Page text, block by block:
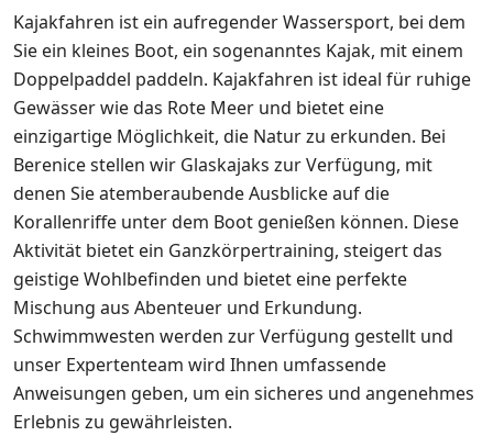
Kajakfahren ist ein aufregender Wassersport, bei dem
Sie ein kleines Boot, ein sogenanntes Kajak, mit einem
Doppelpaddel paddeln. Kajakfahren ist ideal für ruhige
Gewässer wie das Rote Meer und bietet eine
einzigartige Möglichkeit, die Natur zu erkunden. Bei
Berenice stellen wir Glaskajaks zur Verfügung, mit
denen Sie atemberaubende Ausblicke auf die
Korallenriffe unter dem Boot genießen können. Diese
Aktivität bietet ein Ganzkörpertraining, steigert das
geistige Wohlbefinden und bietet eine perfekte
Mischung aus Abenteuer und Erkundung.
Schwimmwesten werden zur Verfügung gestellt und
unser Expertenteam wird Ihnen umfassende
Anweisungen geben, um ein sicheres und angenehmes
Erlebnis zu gewährleisten.